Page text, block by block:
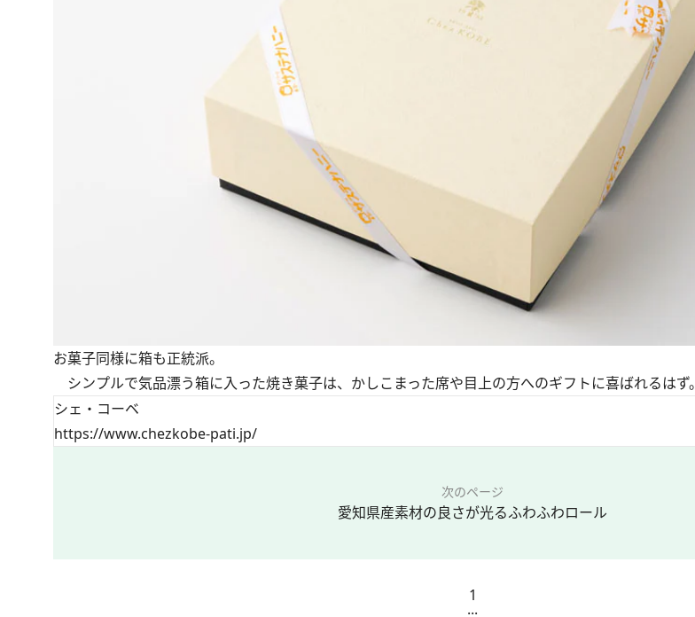
お菓子同様に箱も正統派。
シンプルで気品漂う箱に入った焼き菓子は、かしこまった席や目上の方へのギフトに喜ばれるはず。
シェ・コーベ
https://www.chezkobe-pati.jp/
次のページ
愛知県産素材の良さが光るふわふわロール
1
...